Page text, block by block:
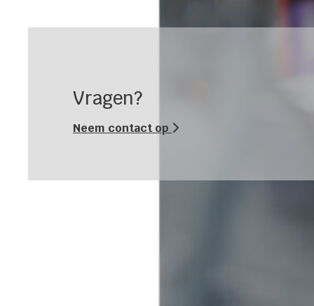
Vragen?
Neem contact op